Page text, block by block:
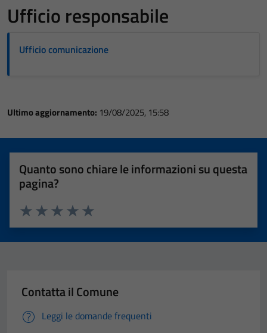
Ufficio responsabile
Ufficio comunicazione
Ultimo aggiornamento: 19/08/2025, 15:58
Quanto sono chiare le informazioni su questa
pagina?
Valuta 5 stelle su 5
Valuta 4 stelle su 5
Valuta 3 stelle su 5
Valuta 2 stelle su 5
Valuta 1 stelle su 5
Contatta il Comune
Leggi le domande frequenti